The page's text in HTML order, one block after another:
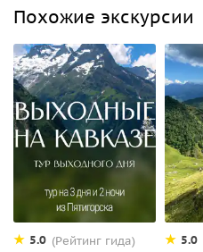
Похожие экскурсии
5.0 (Рейтинг гида) 5.0